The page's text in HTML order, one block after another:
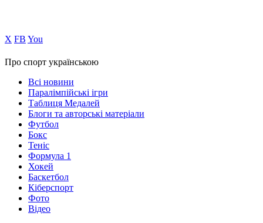
Х FB You
Про спорт українською
Всі новини
Паралімпійські ігри
Таблиця Медалей
Блоги та авторські матеріали
Футбол
Бокс
Теніс
Формула 1
Хокей
Баскетбол
Кіберспорт
Фото
Відео